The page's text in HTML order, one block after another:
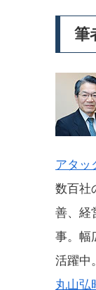
筆
アタッ
数百社
善、経
事。幅
活躍中。
丸山弘